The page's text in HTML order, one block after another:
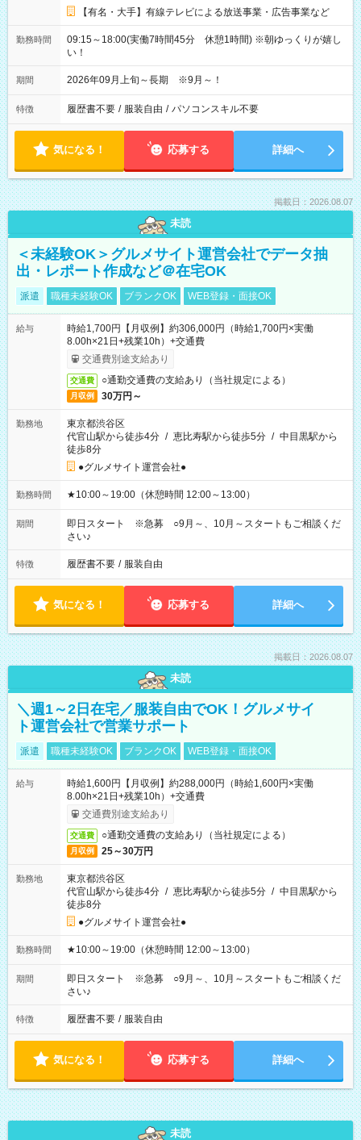
【有名・大手】有線テレビによる放送事業・広告事業など
勤務時間
09:15～18:00(実働7時間45分 休憩1時間) ※朝ゆっくりが嬉し
い！
期間 2026年09月上旬～長期 ※9月～！
特徴 履歴書不要 / 服装自由 / パソコンスキル不要
気になる！ 応募する 詳細へ
掲載日：2026.08.07
未読
＜未経験OK＞グルメサイト運営会社でデータ抽
出・レポート作成など＠在宅OK
派遣 職種未経験OK ブランクOK WEB登録・面接OK
給与
時給1,700円【月収例】約306,000円（時給1,700円×実働
8.00h×21日+残業10h）+交通費
交通費別途支給あり
交通費 ○通勤交通費の支給あり（当社規定による）
月収例 30万円～
勤務地
東京都渋谷区
代官山駅から徒歩4分 / 恵比寿駅から徒歩5分 / 中目黒駅から
徒歩8分
●グルメサイト運営会社●
勤務時間 ★10:00～19:00（休憩時間 12:00～13:00）
期間
即日スタート ※急募 ○9月～、10月～スタートもご相談くだ
さい♪
特徴 履歴書不要 / 服装自由
気になる！ 応募する 詳細へ
掲載日：2026.08.07
未読
＼週1～2日在宅／服装自由でOK！グルメサイ
ト運営会社で営業サポート
派遣 職種未経験OK ブランクOK WEB登録・面接OK
給与
時給1,600円【月収例】約288,000円（時給1,600円×実働
8.00h×21日+残業10h）+交通費
交通費別途支給あり
交通費 ○通勤交通費の支給あり（当社規定による）
月収例 25～30万円
勤務地
東京都渋谷区
代官山駅から徒歩4分 / 恵比寿駅から徒歩5分 / 中目黒駅から
徒歩8分
●グルメサイト運営会社●
勤務時間 ★10:00～19:00（休憩時間 12:00～13:00）
期間
即日スタート ※急募 ○9月～、10月～スタートもご相談くだ
さい♪
特徴 履歴書不要 / 服装自由
気になる！ 応募する 詳細へ
未読